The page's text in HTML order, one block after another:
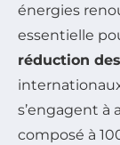
énergies
essentielle
réduction
s’engagent
composé à